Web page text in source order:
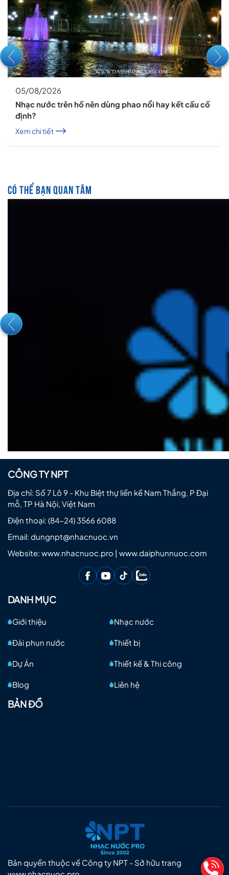
05/08/2026
Nhạc nước trên hồ nên dùng phao nổi hay kết cấu cố
định?
Xem chi tiết
CÓ THỂ BẠN QUAN TÂM
CÔNG TY NPT
Địa chỉ: Số 7 Lô 9 - Khu Biệt thự liền kề Nam Thắng, P Đại
mỗ, TP Hà Nội, Việt Nam
Điện thoại: (84-24) 3566 6088
Email: dungnpt@nhacnuoc.vn
Website: www.nhacnuoc.pro | www.daiphunnuoc.com
DANH MỤC
Giới thiệu Nhạc nước
Đài phun nước Thiết bị
Dự Án Thiết kế & Thi công
Blog Liên hệ
BẢN ĐỒ
Bản quyền thuộc về Công ty NPT - Sở hữu trang